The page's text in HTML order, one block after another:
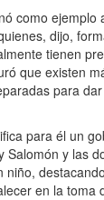
como ejemplo
dijo,
tienen
que existen
para
para él un
Salomón y las
niño,
en la toma